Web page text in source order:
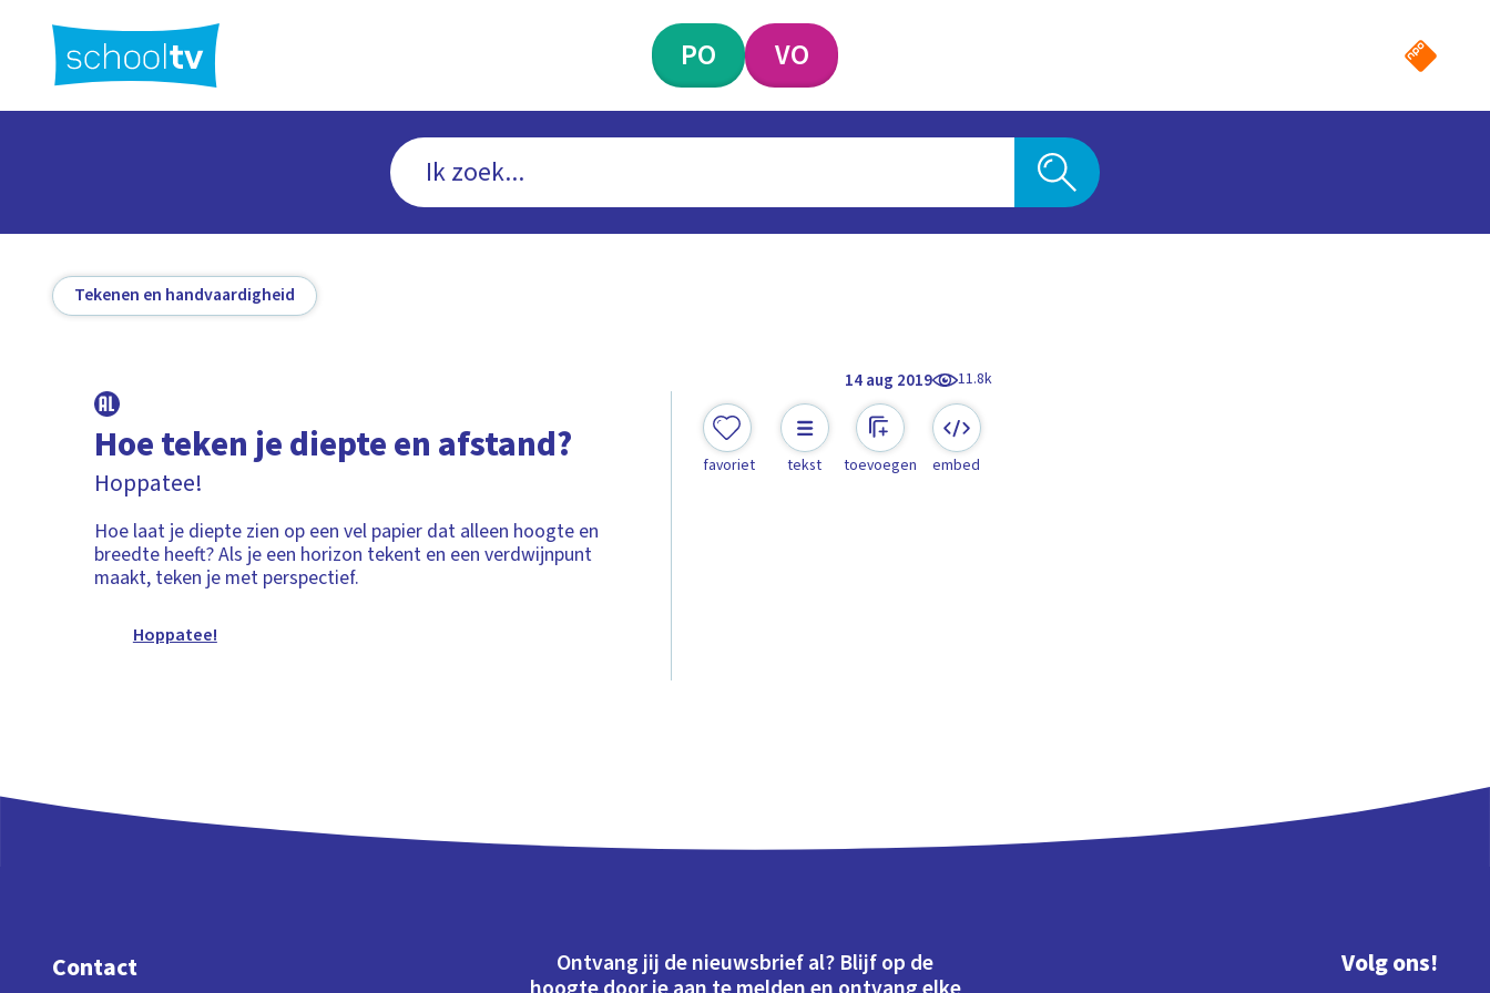
hoofdinhoud
PO VO
Tekenen en handvaardigheid
14 aug 2019 11.8k
Hoe teken je diepte en afstand?
Hoppatee!
Hoe laat je diepte zien op een vel papier dat alleen hoogte en
breedte heeft? Als je een horizon tekent en een verdwijnpunt
maakt, teken je met perspectief.
Hoppatee!
favoriet tekst toevoegen embed
Contact
Ontvang jij de nieuwsbrief al? Blijf op de
Volg ons!